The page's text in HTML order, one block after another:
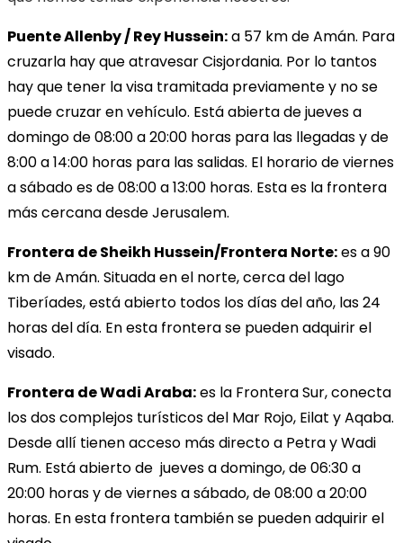
Puente Allenby / Rey Hussein:a 57 km de Amán. Para
cruzarla hay que atravesar Cisjordania. Por lo tantos
hay que tener la visa tramitada previamente y no se
puede cruzar en vehículo. Está abierta de jueves a
domingo de 08:00 a 20:00 horas para las llegadas y de
8:00 a 14:00 horas para las salidas. El horario de viernes
a sábado es de 08:00 a 13:00 horas. Esta es la frontera
más cercana desde Jerusalem.
Frontera de Sheikh Hussein/Frontera Norte:es a 90
km de Amán. Situada en el norte, cerca del lago
Tiberíades, está abierto todos los días del año, las 24
horas del día. En esta frontera se pueden adquirir el
visado.
Frontera de Wadi Araba:es la Frontera Sur, conecta
los dos complejos turísticos del Mar Rojo, Eilat y Aqaba.
Desde allí tienen acceso más directo a Petra y Wadi
Rum. Está abierto de jueves a domingo, de 06:30 a
20:00 horas y de viernes a sábado, de 08:00 a 20:00
horas. En esta frontera también se pueden adquirir el